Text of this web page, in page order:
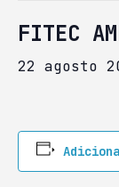
FITEC
22 agosto